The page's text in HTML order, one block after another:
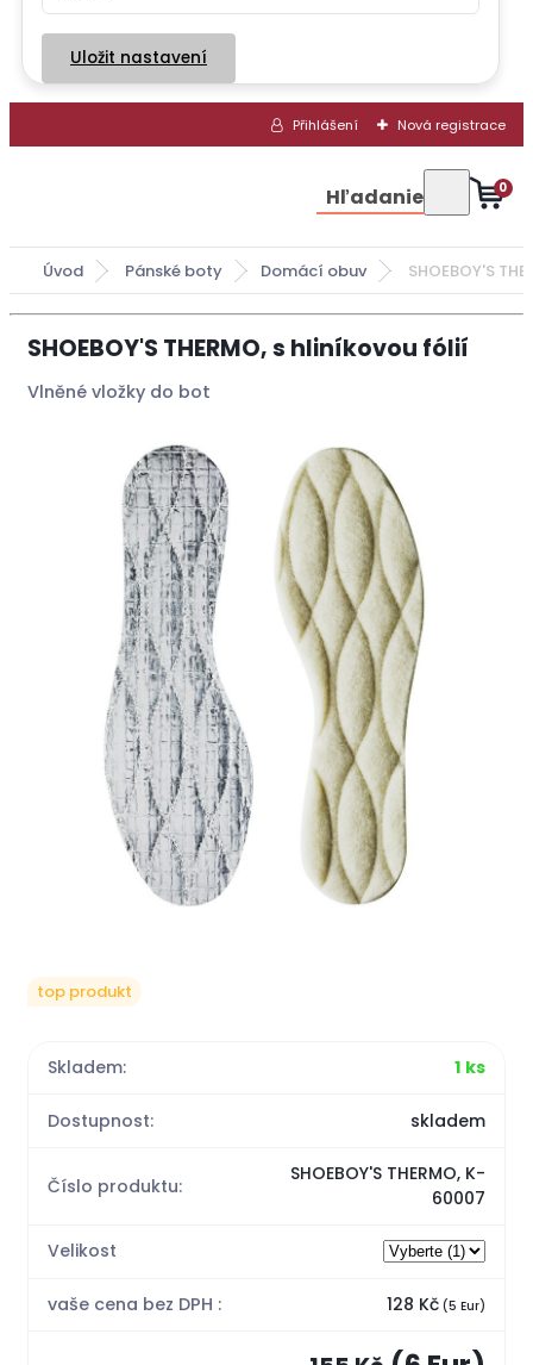
Uložit nastavení
Přihlášení Nová registrace
Hľadanie 0
Úvod Pánské boty Domácí obuv SHOEBOY'S
SHOEBOY'S THERMO, s hliníkovou fólií
Vlněné vložky do bot
top produkt
Skladem: 1 ks
Dostupnost: skladem
Číslo produktu:
SHOEBOY'S THERMO, K-
60007
Velikost
vaše cena bez DPH : 128 Kč(5 Eur)